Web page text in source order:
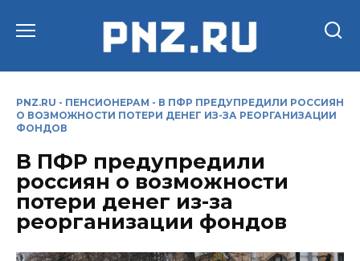
PNZ.RU - ПЕНСИОНЕРАМ - В ПФР ПРЕДУПРЕДИЛИ РОССИЯН
О ВОЗМОЖНОСТИ ПОТЕРИ ДЕНЕГ ИЗ-ЗА РЕОРГАНИЗАЦИИ
ФОНДОВ
В ПФР предупредили
россиян о возможности
потери денег из-за
реорганизации фондов